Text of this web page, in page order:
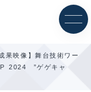
成果映像】舞台技術ワー
2024 ”ゲゲキャ